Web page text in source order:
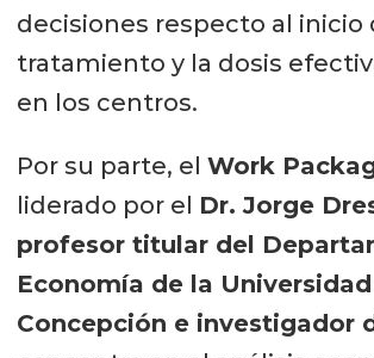
decisiones respecto al inicio
tratamiento y la dosis
en los centros.
Por su parte, el Work
liderado por el Dr. Jorge
profesor titular del
Economía de la
Concepción e investigador